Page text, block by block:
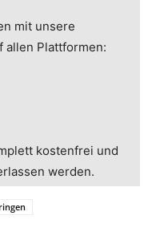
mit unsere
allen Plattformen:
kostenfrei und
werden.